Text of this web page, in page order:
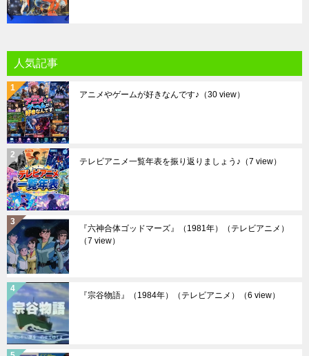
人気記事
アニメやゲームが好きなんです♪ （30 view）
テレビアニメ一覧年表を振り返りましょう♪ （7 view）
『六神合体ゴッドマーズ』（1981年）（テレビアニメ）
（7 view）
『宗谷物語』（1984年）（テレビアニメ） （6 view）